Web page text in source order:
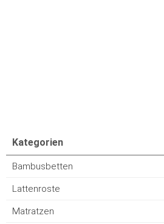
Kategorien
Bambusbetten
Lattenroste
Matratzen